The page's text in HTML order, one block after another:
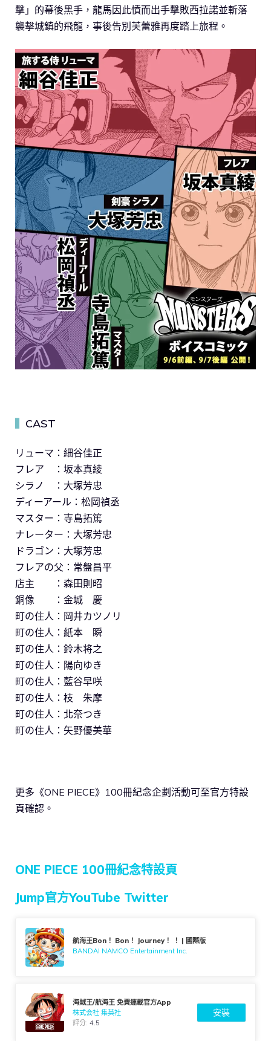
擊」的幕後黑手，龍馬因此憤而出手擊敗西拉諾並斬落
襲擊城鎮的飛龍，事後告別芙蕾雅再度踏上旅程。
CAST
リューマ：細谷佳正
フレア ：坂本真綾
シラノ ：大塚芳忠
ディーアール：松岡禎丞
マスター：寺島拓篤
ナレーター：大塚芳忠
ドラゴン：大塚芳忠
フレアの父：常盤昌平
店主 ：森田則昭
銅像 ：金城 慶
町の住人：岡井カツノリ
町の住人：紙本 瞬
町の住人：鈴木将之
町の住人：陽向ゆき
町の住人：藍谷早咲
町の住人：枝 朱摩
町の住人：北奈つき
町の住人：矢野優美華
更多《ONE PIECE》100冊紀念企劃活動可至官方特設
頁確認。
ONE PIECE 100冊紀念特設頁
Jump官方YouTube Twitter
航海王Bon！ Bon！ Journey！ ！ | 國際版
BANDAI NAMCO Entertainment Inc.
海賊王/航海王 免費連載官方App
株式会社 集英社
評分:4.5
安裝